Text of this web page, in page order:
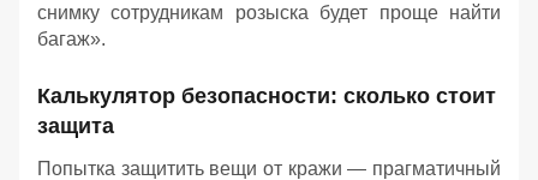
снимку сотрудникам розыска будет проще найти
багаж».
Калькулятор безопасности: сколько стоит
защита
Попытка защитить вещи от кражи — прагматичный